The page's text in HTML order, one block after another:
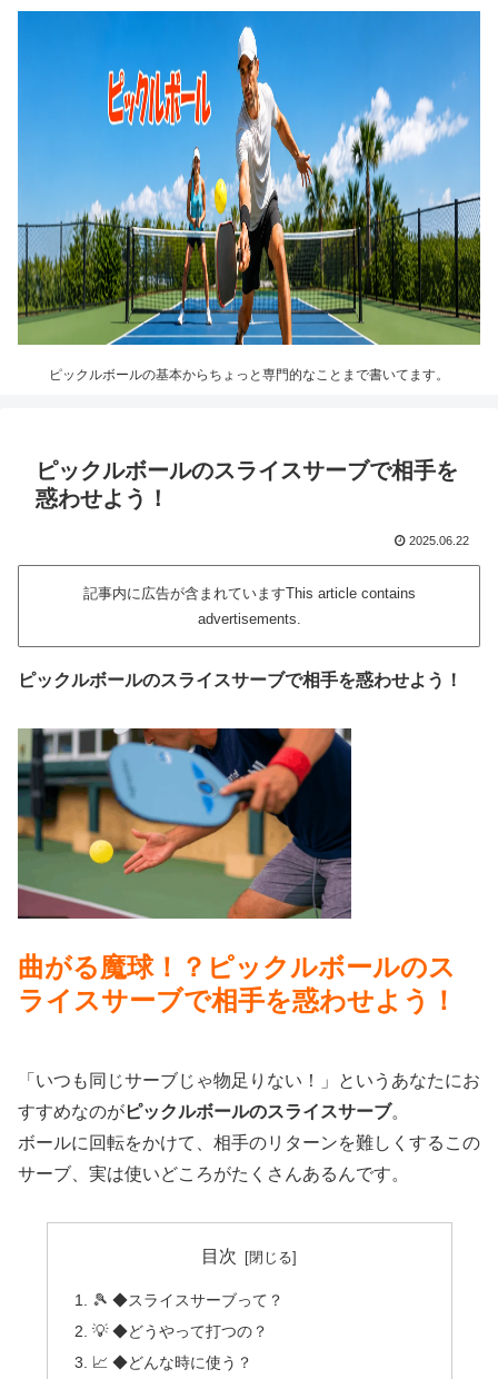
ピックルボールの基本からちょっと専門的なことまで書いてます。
ピックルボールのスライスサーブで相手を
惑わせよう！
2025.06.22
記事内に広告が含まれていますThis article contains
advertisements.
ピックルボールのスライスサーブで相手を惑わせよう！
曲がる魔球！？ピックルボールのス
ライスサーブで相手を惑わせよう！
「いつも同じサーブじゃ物足りない！」というあなたにお
すすめなのがピックルボールのスライスサーブ。
ボールに回転をかけて、相手のリターンを難しくするこの
サーブ、実は使いどころがたくさんあるんです。
目次
🎾 ◆スライスサーブって？
💡 ◆どうやって打つの？
📈 ◆どんな時に使う？